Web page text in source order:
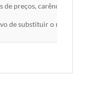
de preços, carências,
de substituir o material